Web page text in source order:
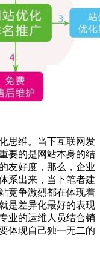
维。当下互联网发
要的是网站本身的结
友好度，那么，企业
系出来，当下笔者建
竞争激烈都在体现着
是差异化最好的表现
业的运维人员结合销
体现自己独一无二的